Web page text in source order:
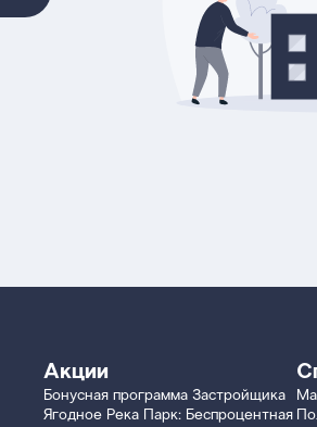
Акции
Бонусная программа Застройщика
Ягодное Река Парк: Беспроцентная